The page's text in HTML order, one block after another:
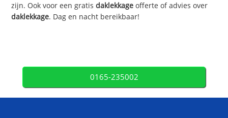
zijn. Ook voor een gratisdaklekkage offerte of advies over
daklekkage. Dag en nacht bereikbaar!
0165-235002